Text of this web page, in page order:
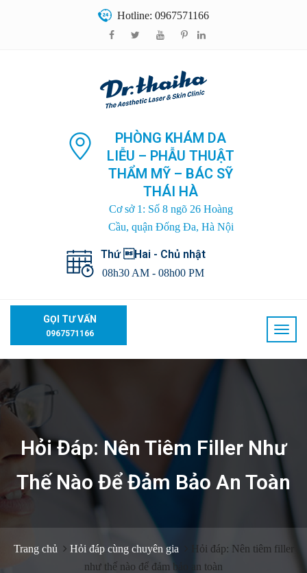
Hotline: 0967571166
PHÒNG KHÁM DA
LIỄU – PHẪU THUẬT
THẨM MỸ – BÁC SỸ
THÁI HÀ
Cơ sở 1: Số 8 ngõ 26 Hoàng
Cầu, quận Đống Đa, Hà Nội
Thứ Hai - Chủ nhật
08h30 AM - 08h00 PM
GỌI TƯ VẤN
0967571166
Hỏi Đáp: Nên Tiêm Filler Như
Thế Nào Để Đảm Bảo An Toàn
Trang chủ Hỏi đáp cùng chuyên gia
Hỏi đáp: Nên tiêm filler
như thế nào để đảm bảo an toàn